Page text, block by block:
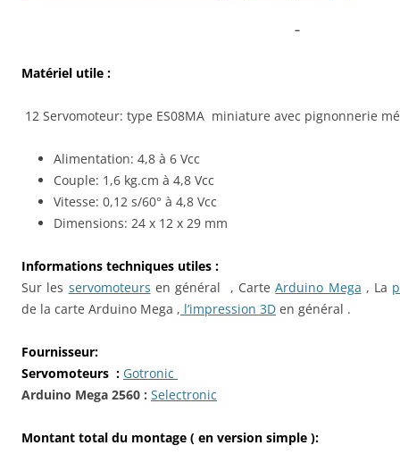
–
Matériel utile :
12 Servomoteur: type ES08MA miniature avec pignonnerie
Alimentation: 4,8 à 6 Vcc
Couple: 1,6 kg.cm à 4,8 Vcc
Vitesse: 0,12 s/60° à 4,8 Vcc
Dimensions: 24 x 12 x 29 mm
Informations techniques utiles :
Sur les servomoteurs en général , CarteArduino Mega , La
de la carte Arduino Mega , l’impression 3D en général .
Fournisseur:
Servomoteurs : Gotronic
Arduino Mega 2560 : Selectronic
Montant total du montage ( en version simple ):